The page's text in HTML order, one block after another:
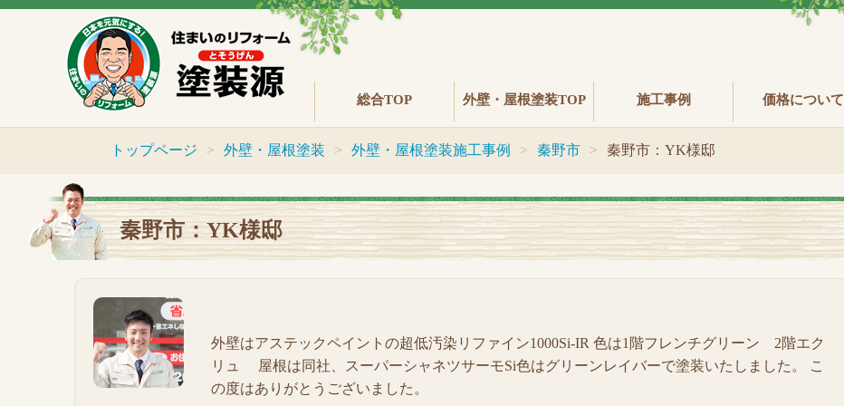
総合TOP 外壁・屋根塗装TOP 施工事例 価格について
トップページ 外壁・屋根塗装 外壁・屋根塗装施工事例 秦野市 秦野市：YK様邸
秦野市：YK様邸
外壁はアステックペイントの超低汚染リファイン1000Si-IR 色は1階フレンチグリーン 2階エク
リュ 屋根は同社、スーパーシャネツサーモSi色はグリーンレイバーで塗装いたしました。 こ
の度はありがとうございました。